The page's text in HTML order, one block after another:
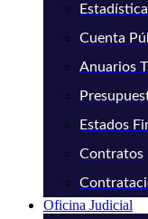
Cuenta
Anuarios
Estados
Contratos
Oficina Judicial